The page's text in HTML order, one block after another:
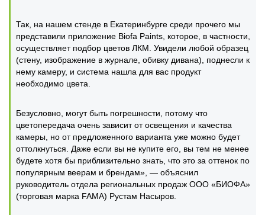
Так, на нашем стенде в Екатеринбурге среди прочего мы
представили приложение Biofa Paints, которое, в частности,
осуществляет подбор цветов ЛКМ. Увидели любой образец
(стену, изображение в журнале, обивку дивана), поднесли к
нему камеру, и система нашла для вас продукт
необходимо цвета.
Безусловно, могут быть погрешности, потому что
цветопередача очень зависит от освещения и качества
камеры, но от предложенного варианта уже можно будет
оттолкнуться. Даже если вы не купите его, вы тем не менее
будете хотя бы приблизительно знать, что это за оттенок по
популярным веерам и брендам», — объяснил
руководитель отдела региональных продаж ООО «БИОФА»
(торговая марка FAMA) Рустам Насыров.